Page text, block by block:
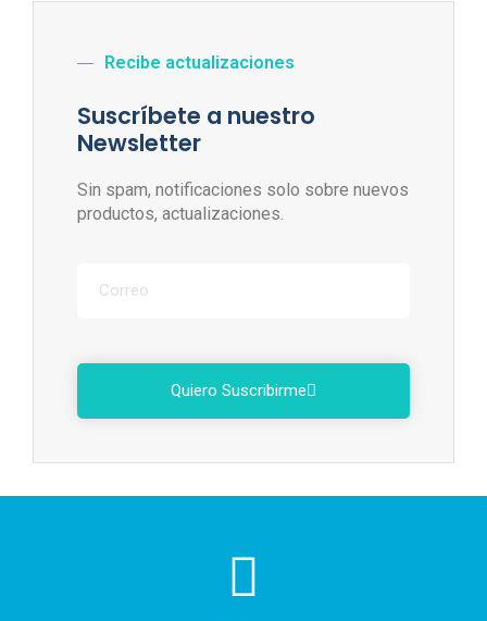
Recibe actualizaciones
Suscríbete a nuestro
Newsletter
Sin spam, notificaciones solo sobre nuevos
productos, actualizaciones.
Quiero Suscribirme